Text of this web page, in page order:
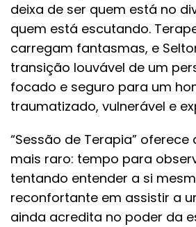
deixa de ser quem está no
quem está escutando.
carregam fantasmas, e
transição louvável de um
focado e seguro para um
traumatizado, vulnerável e
“Sessão de Terapia”
mais raro: tempo para
tentando entender a si
reconfortante em assistir a
ainda acredita no poder da